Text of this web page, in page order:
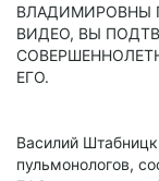
ВЛАДИМИРОВНЫ
ВИДЕО, ВЫ
ЕГО.
Василий
пульмонологов,